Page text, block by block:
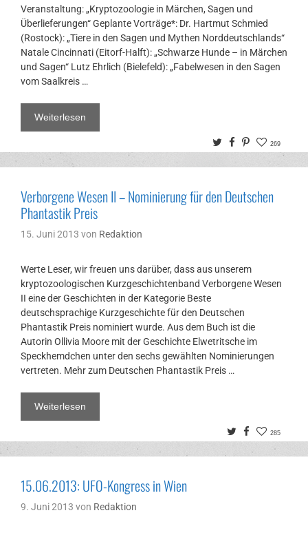
Veranstaltung: „Kryptozoologie in Märchen, Sagen und
Überlieferungen“ Geplante Vorträge*: Dr. Hartmut Schmied
(Rostock): „Tiere in den Sagen und Mythen Norddeutschlands“
Natale Cincinnati (Eitorf-Halft): „Schwarze Hunde – in Märchen
und Sagen“ Lutz Ehrlich (Bielefeld): „Fabelwesen in den Sagen
vom Saalkreis …
Weiterlesen
TwitterFacebook
Pinterest
269
Verborgene Wesen II – Nominierung für den Deutschen
Phantastik Preis
15. Juni 2013 von Redaktion
Werte Leser, wir freuen uns darüber, dass aus unserem
kryptozoologischen Kurzgeschichtenband Verborgene Wesen
II eine der Geschichten in der Kategorie Beste
deutschsprachige Kurzgeschichte für den Deutschen
Phantastik Preis nominiert wurde. Aus dem Buch ist die
Autorin Ollivia Moore mit der Geschichte Elwetritsche im
Speckhemdchen unter den sechs gewählten Nominierungen
vertreten. Mehr zum Deutschen Phantastik Preis …
Weiterlesen
TwitterFacebook
285
15.06.2013: UFO-Kongress in Wien
9. Juni 2013 von Redaktion